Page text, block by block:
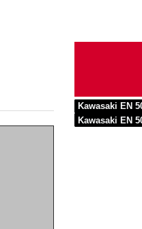
Kawasaki EN
Kawasaki EN